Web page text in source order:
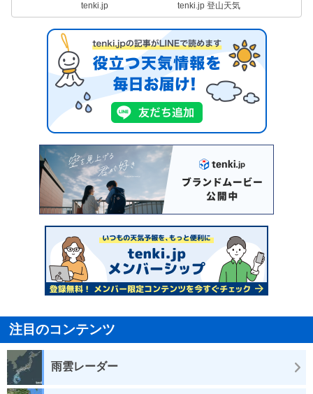
tenki.jp tenki.jp 登山天気
注目のコンテンツ
雨雲レーダー